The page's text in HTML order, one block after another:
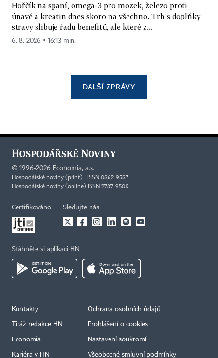
Hořčík na spaní, omega-3 pro mozek, železo proti
únavě a kreatin dnes skoro na všechno. Trh s doplňky
stravy slibuje řadu benefitů, ale které z...
6. 8. 2026 ▪ 16:13 min.
DALŠÍ ZPRÁVY
© 1996-2026 Economia, a.s.
Hospodářské noviny (print) ISSN 0862-9587
Hospodářské noviny (online) ISSN 2787-950X
Certifikováno Sledujte nás
Stáhněte si aplikaci HN
Kontakty
Tiráž redakce HN
Economia
Kariéra v HN
Ochrana osobních údajů
Prohlášení o cookies
Nastavení soukromí
Všeobecné smluvní podmínky